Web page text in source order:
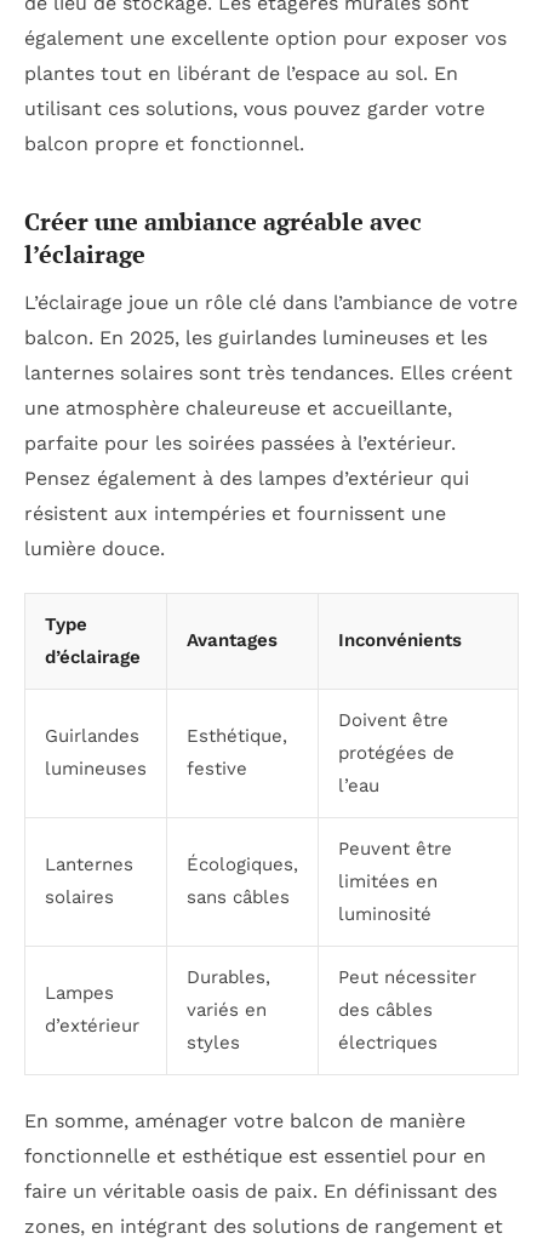
également une excellente option pour exposer vos
plantes tout en libérant de l’espace au sol. En
utilisant ces solutions, vous pouvez garder votre
balcon propre et fonctionnel.
Créer une ambiance agréable avec
l’éclairage
L’éclairage joue un rôle clé dans l’ambiance de votre
balcon. En 2025, les guirlandes lumineuses et les
lanternes solaires sont très tendances. Elles créent
une atmosphère chaleureuse et accueillante,
parfaite pour les soirées passées à l’extérieur.
Pensez également à des lampes d’extérieur qui
résistent aux intempéries et fournissent une
lumière douce.
Type
d’éclairage
Avantages Inconvénients
Guirlandes
lumineuses
Esthétique,
festive
Doivent être
protégées de
l’eau
Lanternes
solaires
Écologiques,
sans câbles
Peuvent être
limitées en
luminosité
Lampes
d’extérieur
Durables,
variés en
styles
Peut nécessiter
des câbles
électriques
En somme, aménager votre balcon de manière
fonctionnelle et esthétique est essentiel pour en
faire un véritable oasis de paix. En définissant des
zones, en intégrant des solutions de rangement et